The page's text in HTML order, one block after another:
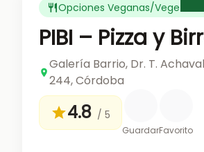
Opciones Veganas/
PIBI – Pizza y
Galería Barrio, Dr. T.
244, Córdoba
4.8 / 5
GuardarFavorito